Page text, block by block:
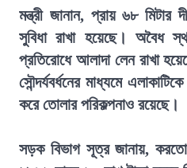
মন্ত্রী জানান, প্রায় ৬৮ মিটার
সুবিধা রাখা হয়েছে। অবৈধ
প্রতিরোধে আলাদা লেন রাখা
সৌন্দর্যবর্ধনের মাধ্যমে
করে তোলার পরিকল্পনাও রয়েছে।
সড়ক বিভাগ সূত্র জানায়,